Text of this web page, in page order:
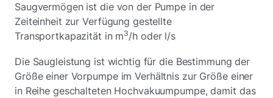
Saugvermögen ist die von der Pumpe in der
Zeiteinheit zur Verfügung gestellte
Transportkapazität in m3/h oder l/s
Die Saugleistung ist wichtig für die Bestimmung der
Größe einer Vorpumpe im Verhältnis zur Größe einer
in Reihe geschalteten Hochvakuumpumpe, damit das